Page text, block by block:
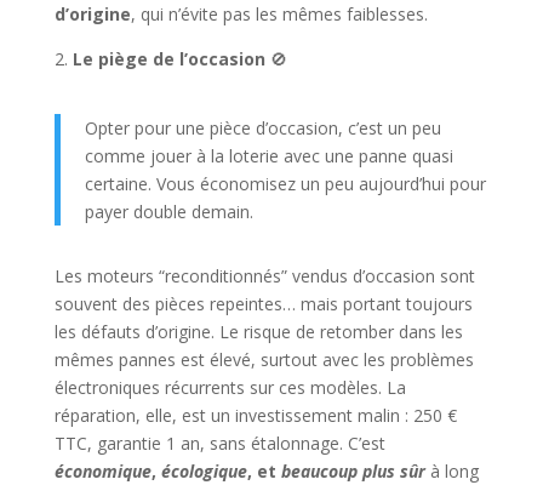
d’origine, qui n’évite pas les mêmes faiblesses.
2. Le piège de l’occasion 🚫
Opter pour une pièce d’occasion, c’est un peu
comme jouer à la loterie avec une panne quasi
certaine. Vous économisez un peu aujourd’hui pour
payer double demain.
Les moteurs “reconditionnés” vendus d’occasion sont
souvent des pièces repeintes… mais portant toujours
les défauts d’origine. Le risque de retomber dans les
mêmes pannes est élevé, surtout avec les problèmes
électroniques récurrents sur ces modèles. La
réparation, elle, est un investissement malin : 250 €
TTC, garantie 1 an, sans étalonnage. C’est
économique, écologique, et beaucoup plus sûrà long